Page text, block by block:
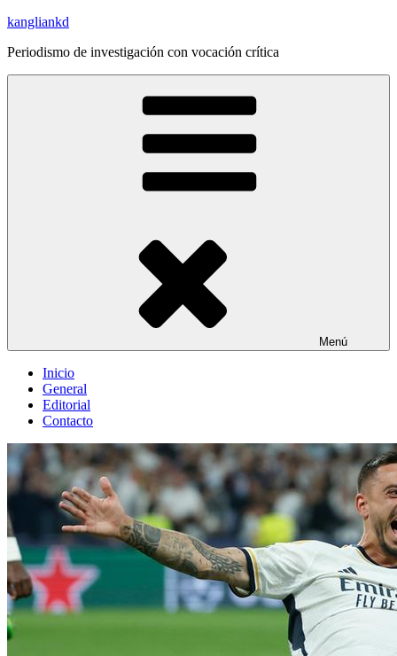
Saltar
contenido
kangliankd
Periodismo de investigación con vocación crítica
Menú
Inicio
General
Editorial
Contacto